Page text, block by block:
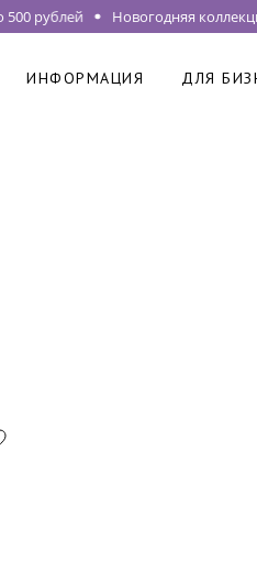
рублей Новогодняя
ИНФОРМАЦИЯ ДЛЯ